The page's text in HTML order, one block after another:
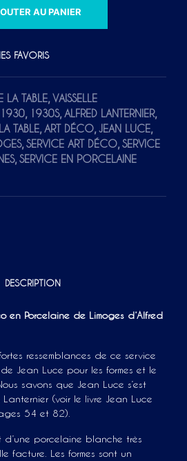
AU PANIER
R
A
T
I
FAVORIS
LA TABLE, VAISSELLE
1930, 1930S, ALFRED LANTERNIER,
TABLE, ART DÉCO, JEAN LUCE,
, SERVICE ART DÉCO, SERVICE
, SERVICE EN PORCELAINE
DESCRIPTION
en Porcelaine de Limoges d’Alfred
ressemblances de ce service
Jean Luce pour les formes et le
savons que Jean Luce s’est
(voir le livre Jean Luce
54 et 82).
d’une porcelaine blanche très
facture. Les formes sont un